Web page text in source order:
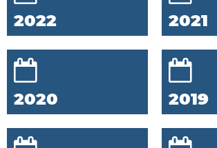
2022 2021
2020 2019